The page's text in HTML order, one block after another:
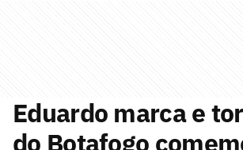
Eduardo marca e
do Botafogo